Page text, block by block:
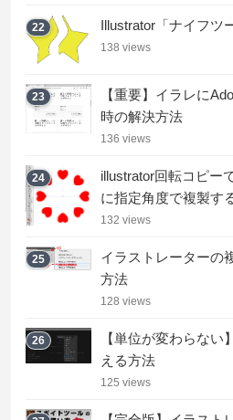
22 Illustrator「ナイフツ
138 views
23
【重要】イラレに
時の解決方法
136 views
24
illustrator回転コピー
に指定角度で複製す
132 views
25
イラストレーターの
方法
128 views
26
【単位が変わらな
える方法
125 views